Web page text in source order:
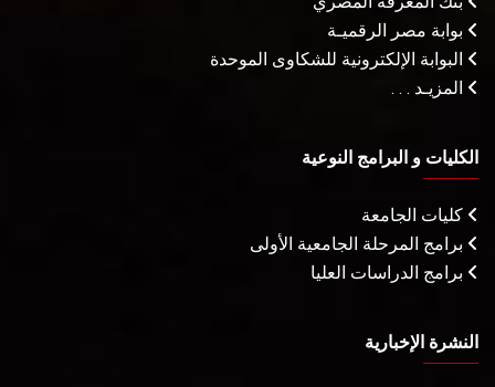
بوابة مصر الرقميـة
البوابة الإلكترونية للشكاوى الموحدة
المزيـد . . .
الكليات و البرامج النوعية
كليات الجامعة
برامج المرحلة الجامعية الأولى
برامج الدراسات العليا
النشرة الإخبارية